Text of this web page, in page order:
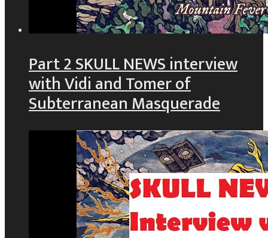
Part 2 SKULL NEWS interview
with Vidi and Tomer of
Subterranean Masquerade